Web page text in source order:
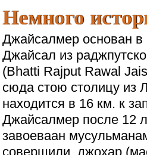
Немного
Джайсалмер основан в
Джайсал из
(Bhatti Rajput Rawal
сюда стою столицу из
находится в 16 км. к
Джайсалмер после 12
завоеваан
совершили джохар